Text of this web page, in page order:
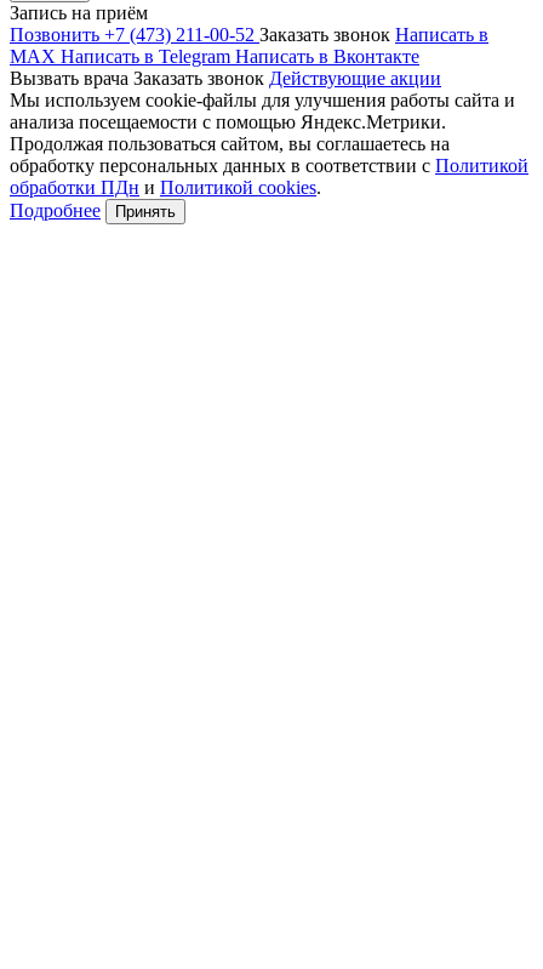
Запись на приём
Позвонить +7 (473) 211-00-52 Заказать звонок Написать в
MAX Написать в Telegram Написать в Вконтакте
Вызвать врача Заказать звонок Действующие акции
Мы используем cookie-файлы для улучшения работы сайта и
анализа посещаемости с помощью Яндекс.Метрики.
Продолжая пользоваться сайтом, вы соглашаетесь на
обработку персональных данных в соответствии с Политикой
обработки ПДн и Политикой cookies.
Подробнее
Принять